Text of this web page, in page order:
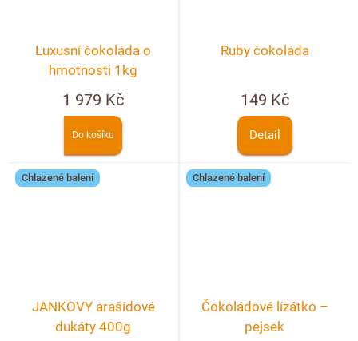
Luxusní čokoláda o
hmotnosti 1kg
1 979 Kč
Do košíku
Ruby čokoláda
149 Kč
Detail
Chlazené balení
JANKOVY arašídové
dukáty 400g
Chlazené balení
Čokoládové lízátko –
pejsek